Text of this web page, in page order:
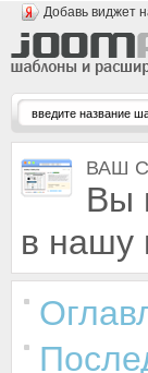
Добавь виджет
ВАШ
Вы
в нашу